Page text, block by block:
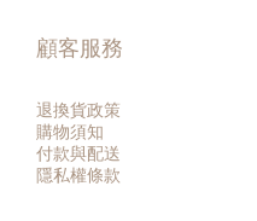
顧客服務
退換貨政策
購物須知
付款與配送
隱私權條款